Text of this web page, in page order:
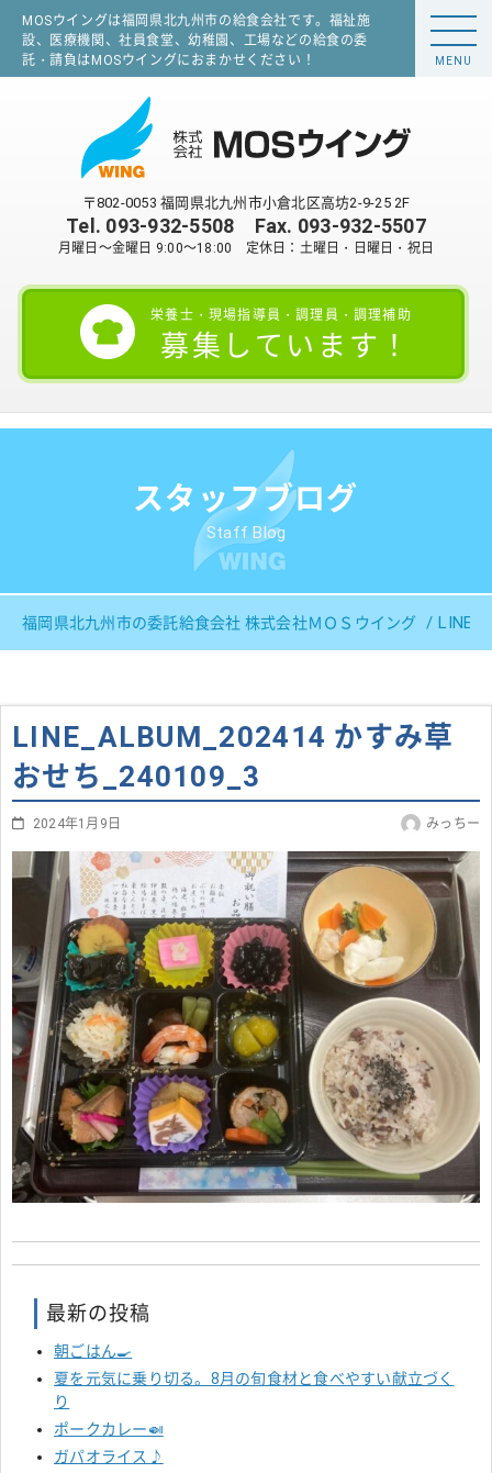
MOSウイングは福岡県北九州市の給食会社です。福祉施
設、医療機関、社員食堂、幼稚園、工場などの給食の委
託・請負はMOSウイングにおまかせください！
〒802-0053 福岡県北九州市小倉北区高坊2-9-25 2F
Tel. 093-932-5508 Fax. 093-932-5507
月曜日～金曜日 9:00～18:00 定休日：土曜日・日曜日・祝日
栄養士・現場指導員・調理員・調理補助
募集しています！
MENU
スタッフブログ
Staff Blog
福岡県北九州市の委託給食会社 株式会社ＭＯＳウイング
LINE_ALBUM_202414 かすみ草
おせち_240109_3
2024年1月9日 みっちー
最新の投稿
朝ごはん🍳
夏を元気に乗り切る。8月の旬食材と食べやすい献立づく
り
ポークカレー🍛
ガパオライス♪